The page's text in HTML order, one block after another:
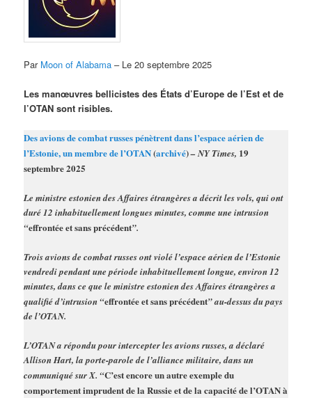
Par Moon of Alabama – Le 20 septembre 2025
Les manœuvres bellicistes des États d’Europe de l’Est et de
l’OTAN sont risibles.
Des avions de combat russes pénètrent dans l’espace aérien de
l’Estonie, un membre de l’OTAN(archivé)– NY Times, 19
septembre 2025
Le ministre estonien des Affaires étrangères a décrit les vols, qui ont
duré 12 inhabituellement longues minutes, comme une intrusion
“effrontée et sans précédent”.
Trois avions de combat russes ont violé l’espace aérien de l’Estonie
vendredi pendant une période inhabituellement longue, environ 12
minutes, dans ce que le ministre estonien des Affaires étrangères a
qualifié d’intrusion “effrontée et sans précédent” au-dessus du pays
de l’OTAN.
L’OTAN a répondu pour intercepter les avions russes, a déclaré
Allison Hart, la porte-parole de l’alliance militaire, dans un
communiqué sur X. “C’est encore un autre exemple du
comportement imprudent de la Russie et de la capacité de l’OTAN à